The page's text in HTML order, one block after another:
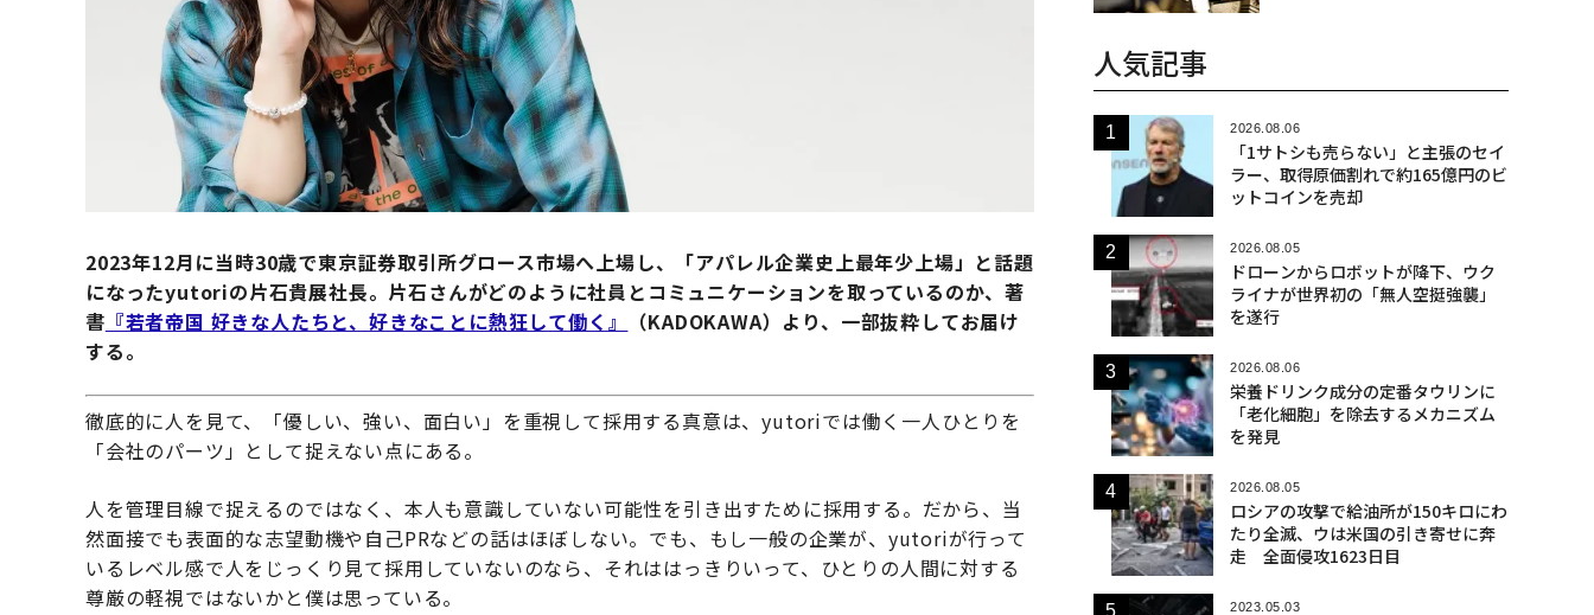
2023年12月に当時30歳で東京証券取引所グロース市場へ上場し、「アパレル企業史上最年少上場」と話題
になったyutoriの片石貴展社長。片石さんがどのように社員とコミュニケーションを取っているのか、著
書 『若者帝国 好きな人たちと、好きなことに熱狂して働く』
（KADOKAWA）より、一部抜粋してお届け
する。
徹底的に人を見て、「優しい、強い、面白い」を重視して採用する真意は、yutoriでは働く一人ひとりを
「会社のパーツ」として捉えない点にある。
人を管理目線で捉えるのではなく、本人も意識していない可能性を引き出すために採用する。だから、当
然面接でも表面的な志望動機や自己PRなどの話はほぼしない。でも、もし一般の企業が、yutoriが行って
いるレベル感で人をじっくり見て採用していないのなら、それははっきりいって、ひとりの人間に対する
尊厳の軽視ではないかと僕は思っている。
人気記事
2026.08.06
「1サトシも売らない」と主張のセイ
ラー、取得原価割れで約165億円のビ
ットコインを売却
2026.08.05
ドローンからロボットが降下、ウク
ライナが世界初の「無人空挺強襲」
を遂行
2026.08.06
栄養ドリンク成分の定番タウリンに
「老化細胞」を除去するメカニズム
を発見
2026.08.05
ロシアの攻撃で給油所が150キロにわ
たり全滅、ウは米国の引き寄せに奔
走 全面侵攻1623日目
2023.05.03